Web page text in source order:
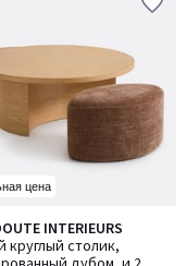
цена
INTERIEURS
круглый столик,